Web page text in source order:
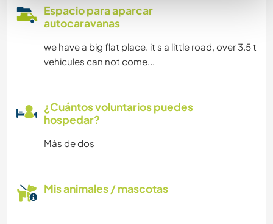
Espacio para aparcar
autocaravanas
we have a big flat place. it s a little road, over 3.5 t
vehicules can not come...
¿Cuántos voluntarios puedes
hospedar?
Más de dos
Mis animales / mascotas